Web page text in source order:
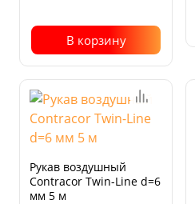
В корзину
Рукав воздушный
Contracor Twin-Line d=6
мм 5 м